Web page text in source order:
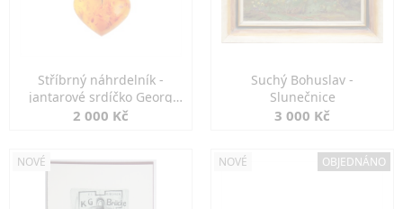
Stříbrný náhrdelník -
jantarové srdíčko Georg
Kramer
2 000 Kč
Suchý Bohuslav -
Slunečnice
3 000 Kč
NOVÉ NOVÉ OBJEDNÁNO